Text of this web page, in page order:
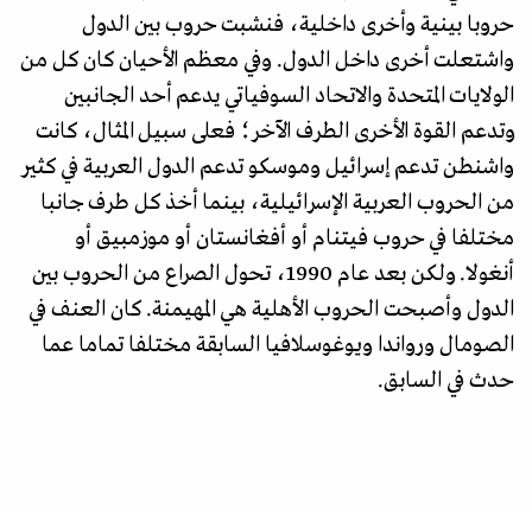
حروبا بينية وأخرى داخلية، فنشبت حروب بين الدول
واشتعلت أخرى داخل الدول. وفي معظم الأحيان كان كل من
الولايات المتحدة والاتحاد السوفياتي يدعم أحد الجانبين
وتدعم القوة الأخرى الطرف الآخر؛ فعلى سبيل المثال، كانت
واشنطن تدعم إسرائيل وموسكو تدعم الدول العربية في كثير
من الحروب العربية الإسرائيلية، بينما أخذ كل طرف جانبا
مختلفا في حروب فيتنام أو أفغانستان أو موزمبيق أو
أنغولا. ولكن بعد عام 1990، تحول الصراع من الحروب بين
الدول وأصبحت الحروب الأهلية هي المهيمنة. كان العنف في
الصومال ورواندا ويوغوسلافيا السابقة مختلفا تماما عما
حدث في السابق.